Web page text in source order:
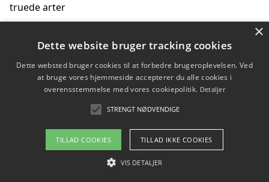
truede arter
Hvordan kan gaver til unge voksne støtte bevarelsen
Copyright 2026 - Pilanto Aps
Om / kontakt
Blog Betingelser
×
Dette website bruger tracking cookies
Dette websted bruger cookies til at forbedre brugeroplevelsen. Ved
at bruge vores hjemmeside accepterer du alle cookies i
overensstemmelse med vores cookiepolitik. Detaljer
STRENGT NØDVENDIGE
TILLAD COOKIES TILLAD IKKE COOKIES
VIS DETALJER